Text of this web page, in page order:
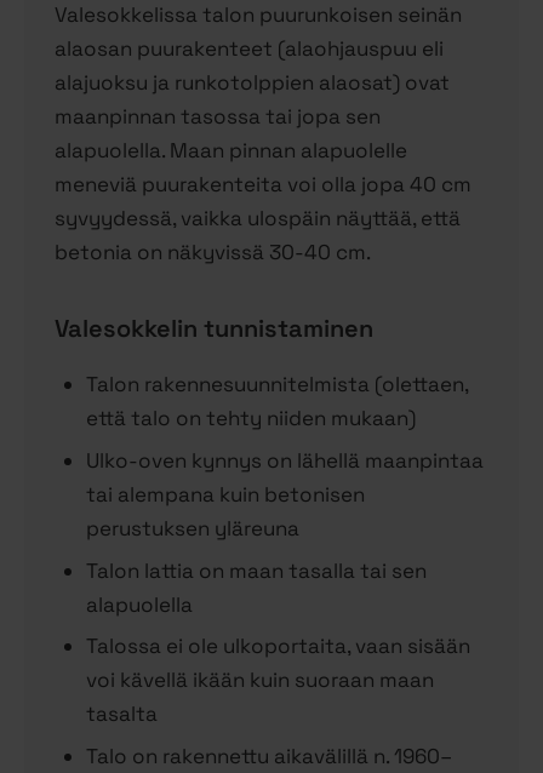
Valesokkelissa talon puurunkoisen seinän
alaosan puurakenteet (alaohjauspuu eli
alajuoksu ja runkotolppien alaosat) ovat
maanpinnan tasossa tai jopa sen
alapuolella. Maan pinnan alapuolelle
meneviä puurakenteita voi olla jopa 40 cm
syvyydessä, vaikka ulospäin näyttää, että
betonia on näkyvissä 30-40 cm.
Valesokkelin tunnistaminen
Talon rakennesuunnitelmista (olettaen,
että talo on tehty niiden mukaan)
Ulko-oven kynnys on lähellä maanpintaa
tai alempana kuin betonisen
perustuksen yläreuna
Talon lattia on maan tasalla tai sen
alapuolella
Talossa ei ole ulkoportaita, vaan sisään
voi kävellä ikään kuin suoraan maan
tasalta
Talo on rakennettu aikavälillä n. 1960–